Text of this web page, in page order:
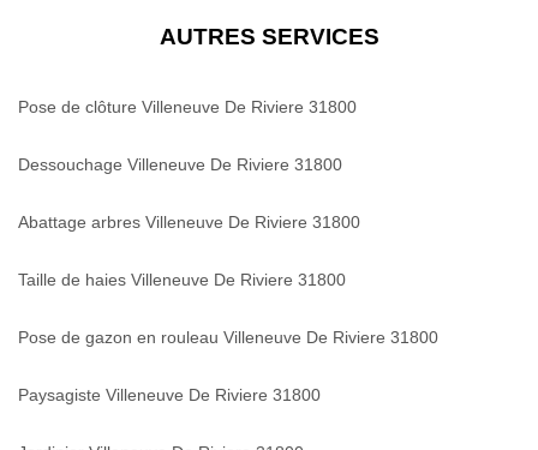
AUTRES SERVICES
Pose de clôture Villeneuve De Riviere 31800
Dessouchage Villeneuve De Riviere 31800
Abattage arbres Villeneuve De Riviere 31800
Taille de haies Villeneuve De Riviere 31800
Pose de gazon en rouleau Villeneuve De Riviere 31800
Paysagiste Villeneuve De Riviere 31800